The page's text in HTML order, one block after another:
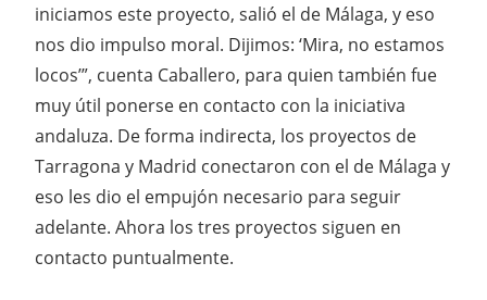
iniciamos este proyecto, salió el de Málaga, y eso
nos dio impulso moral. Dijimos: ‘Mira, no estamos
locos’”, cuenta Caballero, para quien también fue
muy útil ponerse en contacto con la iniciativa
andaluza. De forma indirecta, los proyectos de
Tarragona y Madrid conectaron con el de Málaga y
eso les dio el empujón necesario para seguir
adelante. Ahora los tres proyectos siguen en
contacto puntualmente.